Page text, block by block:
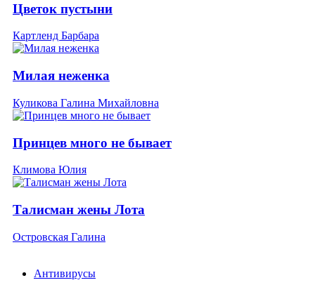
Цветок пустыни
Картленд Барбара
Милая неженка
Куликова Галина Михайловна
Принцев много не бывает
Климова Юлия
Талисман жены Лота
Островская Галина
Антивирусы